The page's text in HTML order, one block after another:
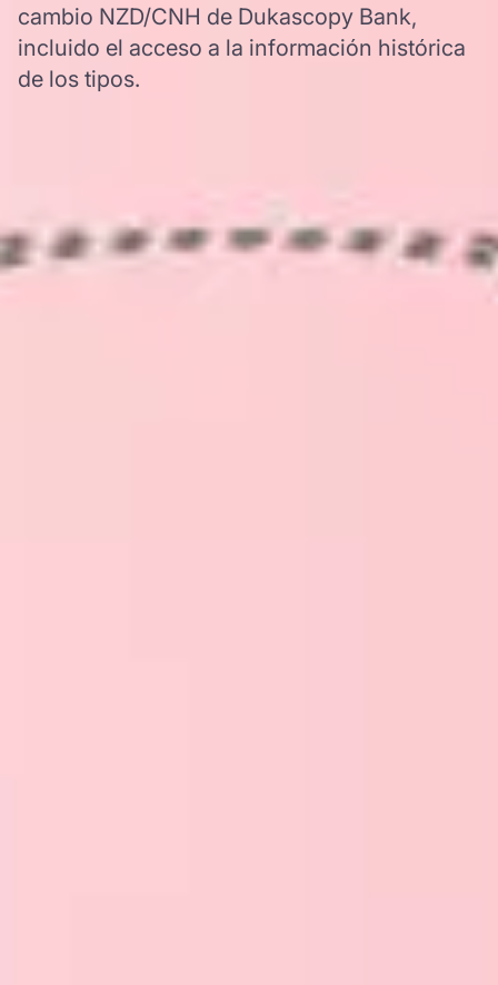
cambio NZD/CNH de Dukascopy Bank,
incluido el acceso a la información histórica
de los tipos.